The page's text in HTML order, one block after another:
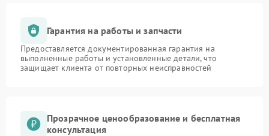
Гарантия на работы и запчасти
Предоставляется документированная гарантия на
выполненные работы и установленные детали, что
защищает клиента от повторных неисправностей
Прозрачное ценообразование и бесплатная
консультация